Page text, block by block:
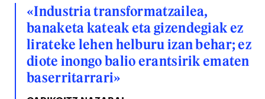
«Industria transformatzailea,
banaketa kateak eta gizendegiak ez
lirateke lehen helburu izan behar; ez
diote inongo balio erantsirik ematen
baserritarrari»